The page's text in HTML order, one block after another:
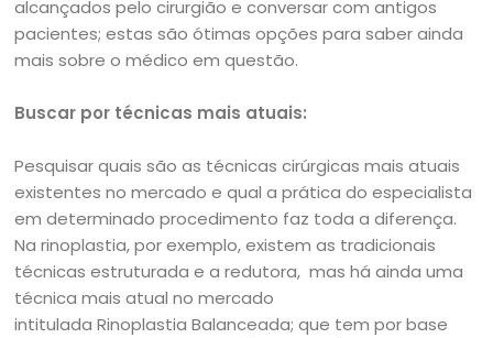
alcançados pelo cirurgião e conversar com antigos
pacientes; estas são ótimas opções para saber ainda
mais sobre o médico em questão.
Buscar por técnicas mais atuais:
Pesquisar quais são as técnicas cirúrgicas mais atuais
existentes no mercado e qual a prática do especialista
em determinado procedimento faz toda a diferença.
Na rinoplastia, por exemplo, existem as tradicionais
técnicas estruturada e a redutora, mas há ainda uma
técnica mais atual no mercado
intitulada Rinoplastia Balanceada; que tem por base